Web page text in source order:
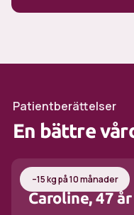
Patientberättelser
En bättre
–15 kg på 10 månader
Caroline, 47